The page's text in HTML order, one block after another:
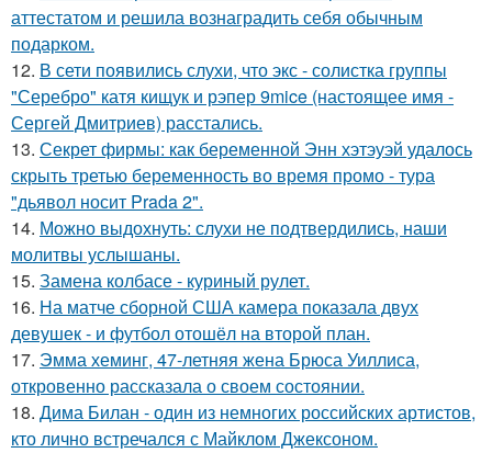
аттестатом и решила вознаградить себя обычным
подарком.
12. В сети появились слухи, что экс - солистка группы
"Серебро" катя кищук и рэпер 9mice (настоящее имя -
Сергей Дмитриев) расстались.
13. Секрет фирмы: как беременной Энн хэтэуэй удалось
скрыть третью беременность во время промо - тура
"дьявол носит Prada 2".
14. Можно выдохнуть: слухи не подтвердились, наши
молитвы услышаны.
15. Замена колбасе - куриный рулет.
16. На матче сборной США камера показала двух
девушек - и футбол отошёл на второй план.
17. Эмма хеминг, 47-летняя жена Брюса Уиллиса,
откровенно рассказала о своем состоянии.
18. Дима Билан - один из немногих российских артистов,
кто лично встречался с Майклом Джексоном.